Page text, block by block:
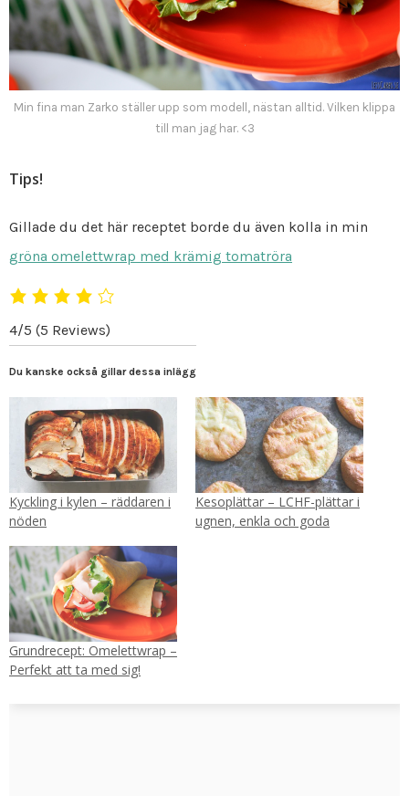
Min fina man Zarko ställer upp som modell, nästan alltid. Vilken klippa
till man jag har. <3
Tips!
Gillade du det här receptet borde du även kolla in min
gröna omelettwrap med krämig tomatröra
4/5 (5 Reviews)
Du kanske också gillar dessa inlägg
Kyckling i kylen – räddaren i
nöden
Kesoplättar – LCHF-plättar i
ugnen, enkla och goda
Grundrecept: Omelettwrap –
Perfekt att ta med sig!